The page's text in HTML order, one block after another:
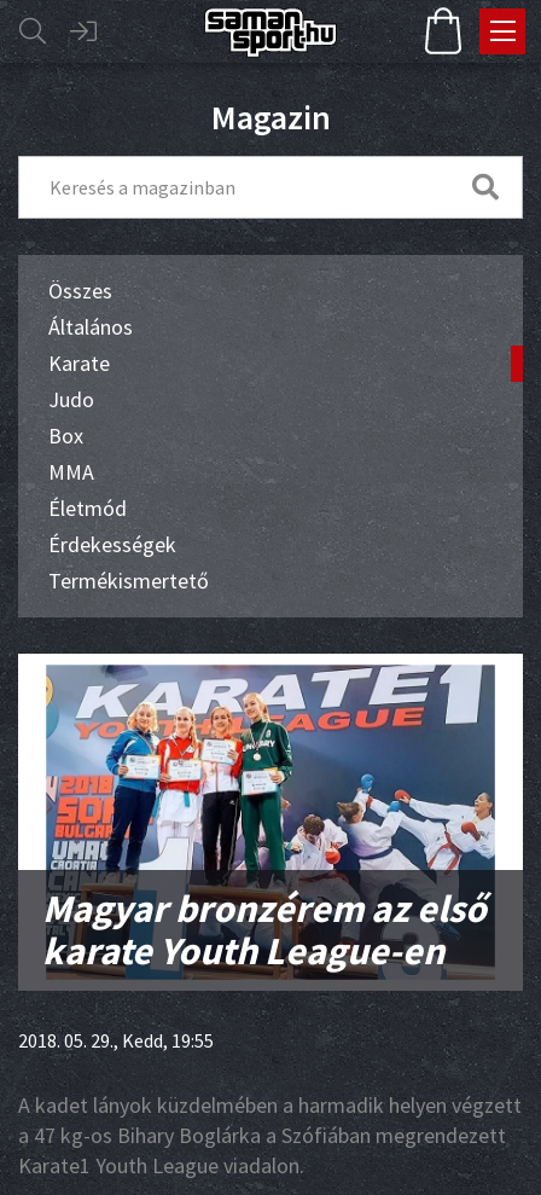
Magazin
Összes
Általános
Karate
Judo
Box
MMA
Életmód
Érdekességek
Termékismertető
Magyar bronzérem az első
karate Youth League-en
2018. 05. 29., Kedd, 19:55
A kadet lányok küzdelmében a harmadik helyen végzett
a 47 kg-os Bihary Boglárka a Szófiában megrendezett
Karate1 Youth League viadalon.